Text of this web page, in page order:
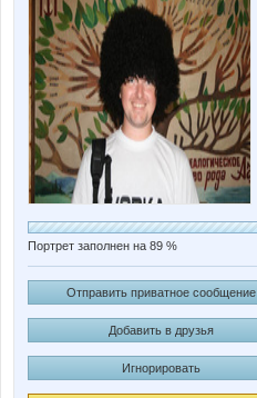
Портрет заполнен на 89 %
Отправить приватное сообщение
Добавить в друзья
Игнорировать